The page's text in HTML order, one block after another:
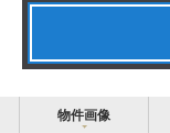
物件画像